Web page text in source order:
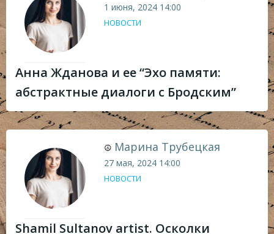
1 июня, 2024 14:00
НОВОСТИ
Анна Жданова и ее “Эхо памяти:
абстрактные диалоги с Бродским”
☮ Марина Трубецкая
27 мая, 2024 14:00
НОВОСТИ
Shamil Sultanov artist. Осколки